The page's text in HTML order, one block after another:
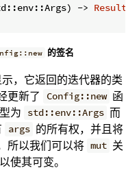
-> Result
的签名
，它返回的迭代器的类
更新了 Config::new 函
为 std::env::Args 而
args 的所有权，并且将
所以我们可以将 mut 关
使其可变。